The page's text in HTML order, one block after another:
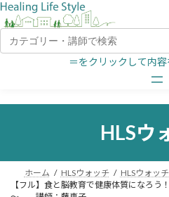
＝をクリックして内
HLSウ
ホーム HLSウォッチ
HLSウォッ
【フル】食と脳教育で健康体質になろう